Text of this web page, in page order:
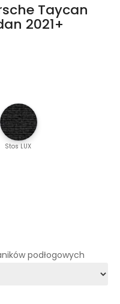
Taycan
2021+
Stos LUX
podłogowych